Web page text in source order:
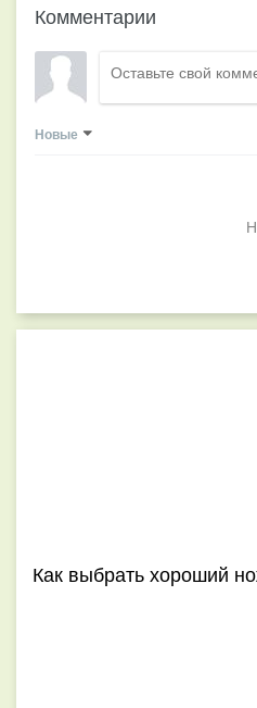
Комментарии
Новые
Как выбрать хороший